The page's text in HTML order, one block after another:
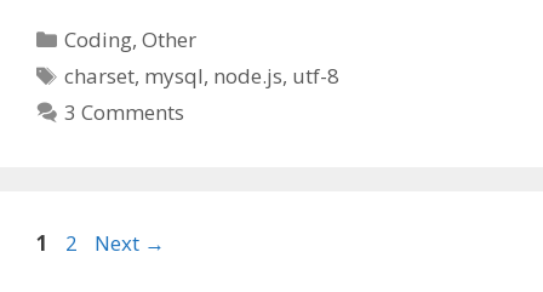
Categories
Coding,Other
Tags
charset, mysql, node.js, utf-8
3 Comments
Post
Page
1 Page
2 Next →